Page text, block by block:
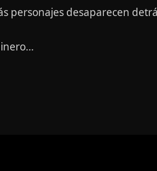
personajes desaparecen